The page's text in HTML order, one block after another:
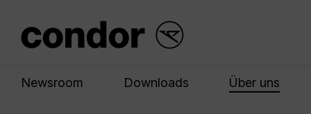
Newsroom Downloads Über uns